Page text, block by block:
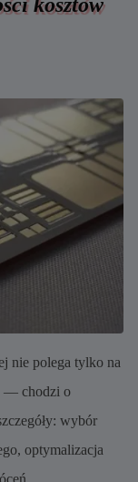
nie polega tylko na
— chodzi o
wybór
optymalizacja